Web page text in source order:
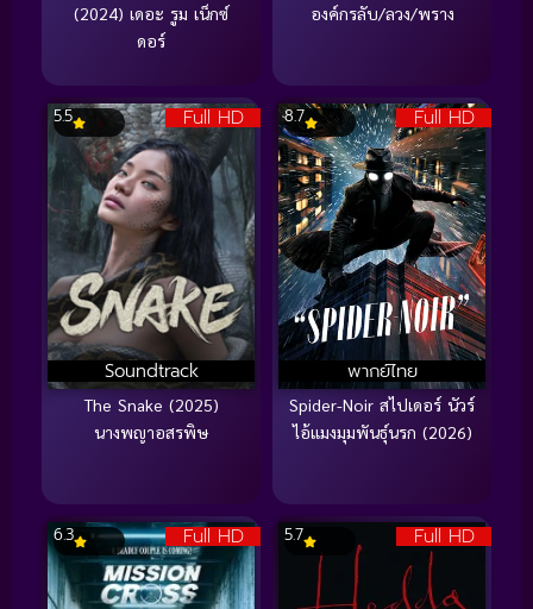
(2024) เดอะ รูม เน็กซ์
ดอร์
องค์กรลับ/ลวง/พราง
Full HD
Soundtrack
5.5
The Snake (2025)
นางพญาอสรพิษ
Full HD
พากย์ไทย
8.7
Spider-Noir สไปเดอร์ นัวร์
ไอ้แมงมุมพันธุ์นรก (2026)
Full HD
6.3 Full HD
5.7